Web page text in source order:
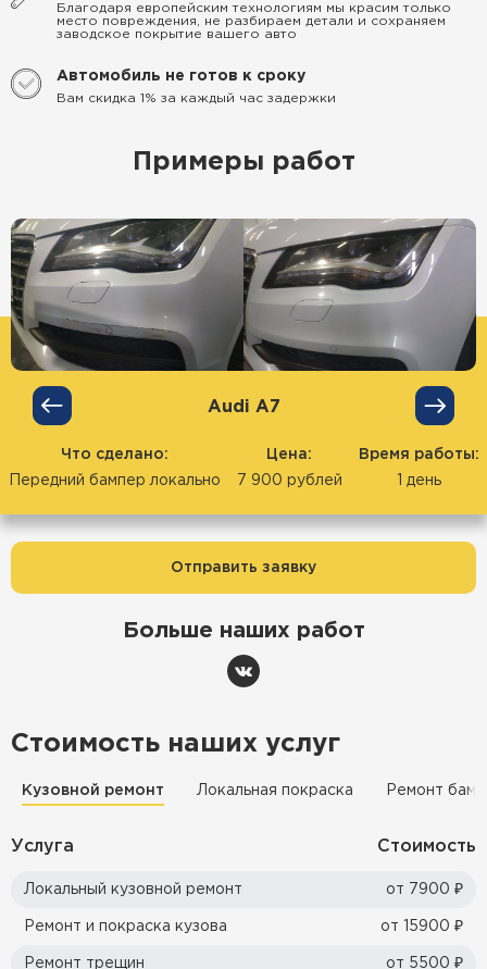
Благодаря европейским технологиям мы красим только
место повреждения, не разбираем детали и сохраняем
заводское покрытие вашего авто
Автомобиль не готов к сроку
Вам скидка 1% за каждый час задержки
Примеры работ
Audi А7
Что сделано:
Передний бампер локально
Цена:
7 900 рублей
Время работы:
1 день
Отправить заявку
Больше наших работ
Стоимость наших услуг
Кузовной ремонт Локальная покраска Ремонт
Услуга Стоимость
Локальный кузовной ремонт от 7900 ₽
Ремонт и покраска кузова от 15900 ₽
Ремонт трещин от 5500 ₽